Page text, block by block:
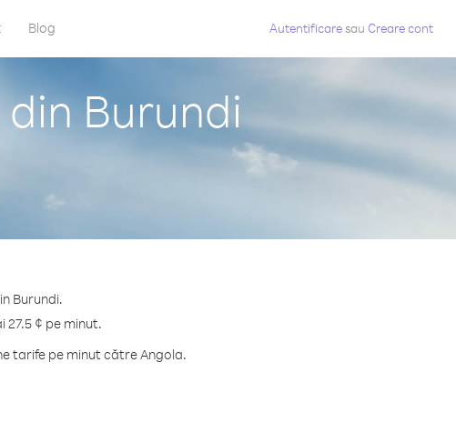
Blog Autentificaresau Creare cont
Burundi
Burundi.
27.5 ¢ pe minut.
tarife pe minut către Angola.